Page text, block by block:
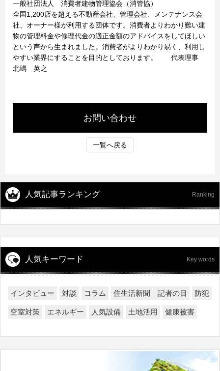
一般社団法人 消費者建物管理協会（消管協）
全国1,200店を超える不動産会社、管理会社、メンテナンス会
社、オーナー様が利用する団体です。消費者よりわかり難い建
物の管理料金や修理代金の適正金額のアドバイスをしてほしい
という声から生まれました。消費者がよりわかり易く、利用し
やすい業界にすることを目的としております。 代表理事
北嶋 英之
お問い合わせ
一覧へ戻る
人気記事ランキング Ranking
人気キーワード Key words
インタビュー 対談 コラム 住生活新聞 記者の目 防犯
空室対策 エネルギー 人気設備 土地活用 健康被害